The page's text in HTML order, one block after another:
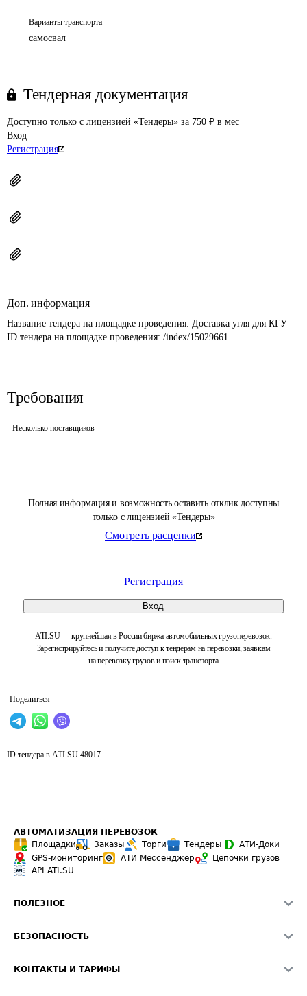
Полная информация и возможность оставить отклик доступны
только с лицензией «Тендеры»
Смотреть расценки
Регистрация
Вход
ATI.SU — крупнейшая в России биржа автомобильных грузоперевозок.
Зарегистрируйтесь и получите доступ к тендерам на перевозки, заявкам
на перевозку грузов и поиск транспорта
Поделиться
Варианты транспорта
самосвал
Тендерная документация
Доступно только с лицензией «Тендеры» за 750 ₽ в мес
Вход
Регистрация
Доп. информация
Название тендера на площадке проведения: Доставка угля для КГУ
ID тендера на площадке проведения: /index/15029661
Требования
Несколько поставщиков
ID тендера в ATI.SU 48017
АВТОМАТИЗАЦИЯ ПЕРЕВОЗОК
Площадки
Заказы Торги Тендеры
АТИ-Доки
GPS-мониторинг
АТИ Мессенджер
Цепочки грузов
API ATI.SU
ПОЛЕЗНОЕ
Звезды ATI.SU на вашем сайте
БЕЗОПАСНОСТЬ
КОНТАКТЫ И ТАРИФЫ